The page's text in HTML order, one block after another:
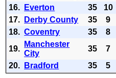
16.
Everton 35 10
17.
Derby County 35 9
18. Coventry 35 8
19.
Manchester
City
35 7
20.
Bradford 35 5